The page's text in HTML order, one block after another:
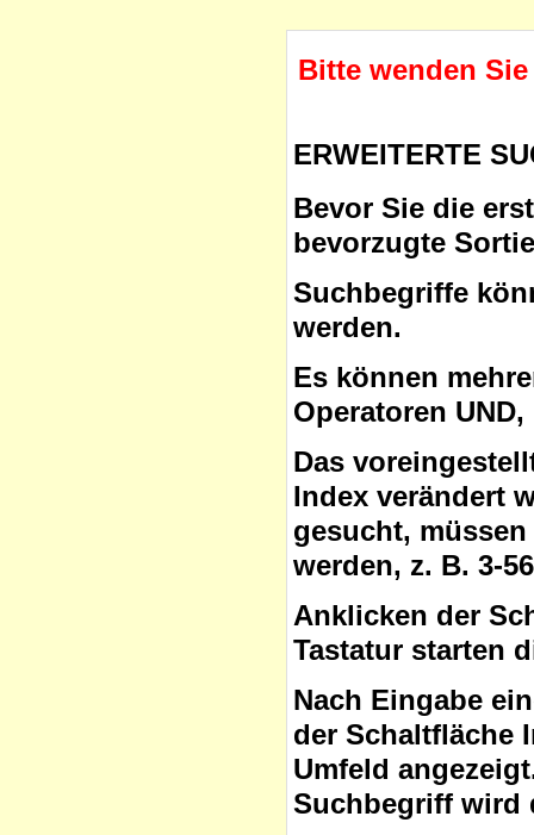
Bitte wenden
ERWEITERTE
Bevor Sie die
bevorzugte
Suchbegriffe
werden.
Es können
Operatoren
Das
Index verändert
gesucht,
werden, z. B. 3-
Anklicken der
Tastatur starten
Nach Eingabe
der Schaltfläche
Umfeld
Suchbegriff wird